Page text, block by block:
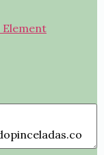
Element